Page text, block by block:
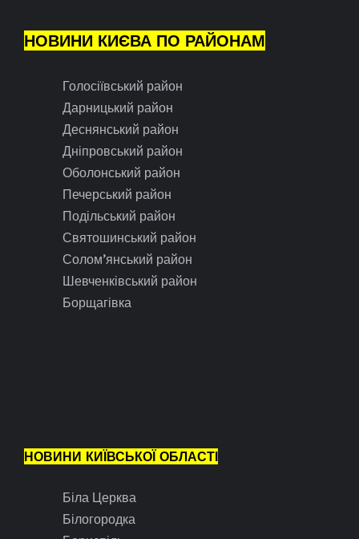
НОВИНИ КИЄВА ПО РАЙОНАМ
Голосіївський район
Дарницький район
Деснянський район
Дніпровський район
Оболонський район
Печерський район
Подільський район
Святошинський район
Солом’янський район
Шевченківський район
Борщагівка
НОВИНИ КИЇВСЬКОЇ ОБЛАСТІ
Біла Церква
Білогородка